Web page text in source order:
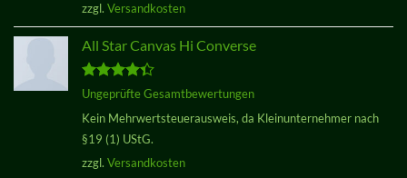
zzgl. Versandkosten
All Star Canvas Hi Converse
Bewertet
von 5
Ungeprüfte Gesamtbewertungen
Kein Mehrwertsteuerausweis, da Kleinunternehmer nach
§19 (1) UStG.
zzgl. Versandkosten